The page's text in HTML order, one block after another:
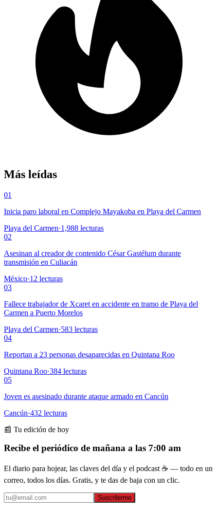
Más leídas
01
Inicia paro laboral en Complejo Mayakoba en Playa del Carmen
Playa del Carmen·1,988 lecturas
02
Asesinan al creador de contenido César Gastélum durante
transmisión en Culiacán
México·12 lecturas
03
Fallece trabajador de Xcaret en accidente en tramo de Playa del
Carmen a Puerto Morelos
Playa del Carmen·583 lecturas
04
Reportan a 23 personas desaparecidas en Quintana Roo
Quintana Roo·384 lecturas
05
Joven es asesinado durante ataque armado en Cancún
Cancún·432 lecturas
📰 Tu edición de hoy
Recibe el periódico de mañana a las 7:00 am
El diario para hojear, las claves del día y el podcast ☕ — todo en un
correo, todos los días. Gratis, y te das de baja con un clic.
Suscribirme